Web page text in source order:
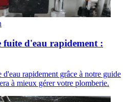
fuite d'eau rapidement :
rapidement grâce à notre guide
à mieux gérer votre plomberie.